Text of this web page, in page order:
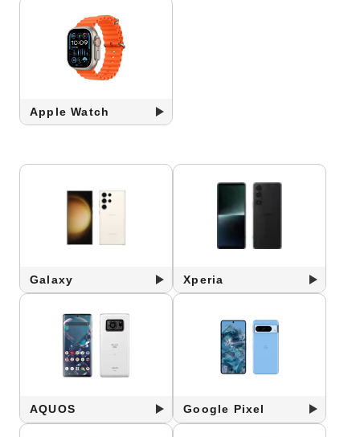
Apple Watch
Galaxy Xperia
AQUOS Google Pixel